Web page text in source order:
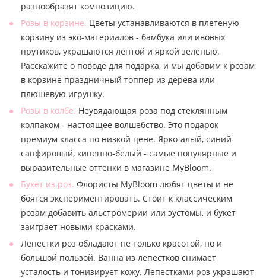
разнообразят композицию.
Розы в корзине. Цветы устанавливаются в плетеную
корзину из эко-материалов - бамбука или ивовых
прутиков, украшаются лентой и яркой зеленью.
Расскажите о поводе для подарка, и мы добавим к розам
в корзине праздничный топпер из дерева или
плюшевую игрушку.
Розы в колбе. Неувядающая роза под стеклянным
колпаком - настоящее волшебство. Это подарок
премиум класса по низкой цене. Ярко-алый, синий
сапфировый, кипенно-белый - самые популярные и
выразительные оттенки в магазине MyBloom.
Букет из роз. Флористы MyBloom любят цветы и не
боятся экспериментировать. Стоит к классическим
розам добавить альстромерии или эустомы, и букет
заиграет новыми красками.
Лепестки роз обладают не только красотой, но и
большой пользой. Ванна из лепестков снимает
усталость и тонизирует кожу. Лепестками роз украшают